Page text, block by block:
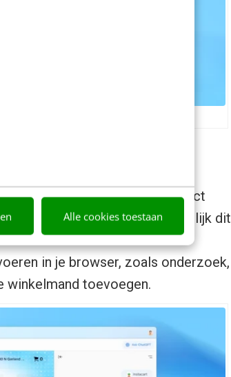
Alle cookies toestaan
je bent, maar je kunt direct
deze pagina samen”, “Vergelijk dit
hier?”
in je browser, zoals onderzoek,
toevoegen.